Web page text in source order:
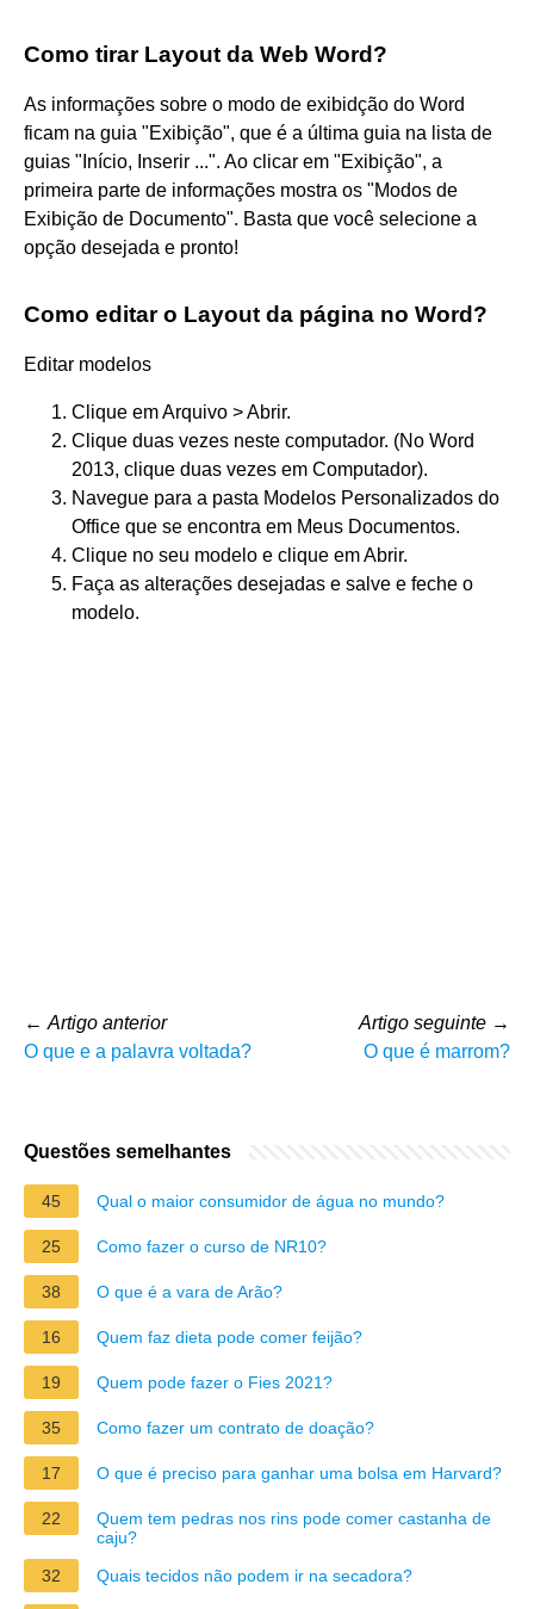
Como tirar Layout da Web Word?
As informações sobre o modo de exibidção do Word
ficam na guia "Exibição", que é a última guia na lista de
guias "Início, Inserir ...". Ao clicar em "Exibição", a
primeira parte de informações mostra os "Modos de
Exibição de Documento". Basta que você selecione a
opção desejada e pronto!
Como editar o Layout da página no Word?
Editar modelos
Clique em Arquivo > Abrir.
Clique duas vezes neste computador. (No Word
2013, clique duas vezes em Computador).
Navegue para a pasta Modelos Personalizados do
Office que se encontra em Meus Documentos.
Clique no seu modelo e clique em Abrir.
Faça as alterações desejadas e salve e feche o
modelo.
← Artigo anterior
O que e a palavra voltada?
Artigo seguinte →
O que é marrom?
Questões semelhantes
45 Qual o maior consumidor de água no mundo?
25 Como fazer o curso de NR10?
38 O que é a vara de Arão?
16 Quem faz dieta pode comer feijão?
19 Quem pode fazer o Fies 2021?
35 Como fazer um contrato de doação?
17 O que é preciso para ganhar uma bolsa em Harvard?
22
Quem tem pedras nos rins pode comer castanha de
caju?
32
Quais tecidos não podem ir na secadora?